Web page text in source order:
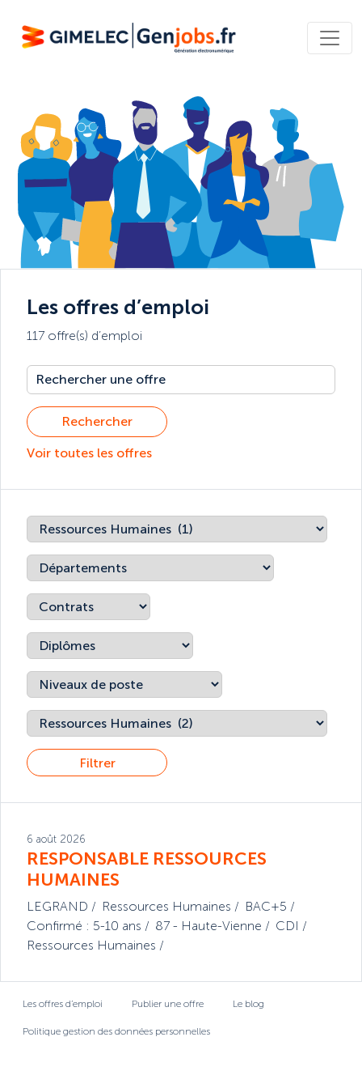
Les offres d’emploi
117 offre(s) d’emploi
Rechercher
Voir toutes les offres
Filtrer
6 août 2026
RESPONSABLE RESSOURCES
HUMAINES
LEGRAND Ressources Humaines
BAC+5
Confirmé : 5-10 ans
87 - Haute-Vienne
CDI
Ressources Humaines
Les offres d’emploi Publier une offre Le blog
Politique gestion des données personnelles